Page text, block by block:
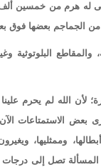
له هرم من خمسين
من الجماجم بعضها فوق
البلوتوثية
الله لم يحرم علينا
الاستمتاعات الآن
وممثليها،
تصل إلى درجات